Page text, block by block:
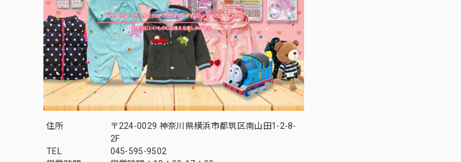
住所
〒224-0029 神奈川県横浜市都筑区南山田1-2-8-
2F
TEL
045-595-9502